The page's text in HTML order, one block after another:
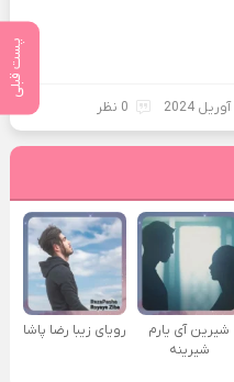
پست قبلی
0 نظر
شیرین آی یارم
شیرینه
رویای زیبا رضا پاشا